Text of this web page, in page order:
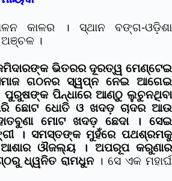
କାଳର । ସ୍ଥାନ ବଙ୍ଗ-ଓଡ଼ିଶା
ଅଞ୍ଚଳ ।
ଭିତରର ଦୂରତ୍ୱ ମେଣ୍ଟେଇ
ଗଠନର ସ୍ୱପ୍ନ ନେଇ ଆଗେଇ
ପିନ୍ଧାରେ ଆଣ୍ଠୁ ଲୁଚୁନଥିବା
ଛୋଟ ଧୋତି ଓ ଖଦଡ଼ ଚାଦର ଆଉ
ମୋଟ ଖଦଡ଼ ଛେଦା । ସେଇ
। ସମସ୍ତଙ୍କ ମୁହଁରେ ପଥଶ୍ରମକୁ
ଔଜଲ୍ୟ । ଅପରୂପ କରୁଣାର
ଧ୍ୱନିତ ରାମଧୁନ । ସେ ଏକ ମହାର୍ଘ